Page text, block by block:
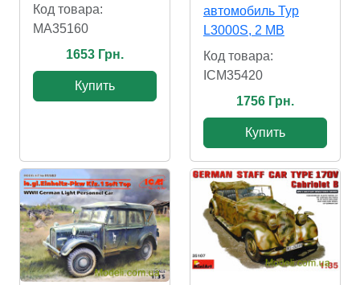
Код товара:
MA35160
1653 Грн.
Купить
автомобиль Typ
L3000S, 2 МВ
Код товара:
ICM35420
1756 Грн.
Купить